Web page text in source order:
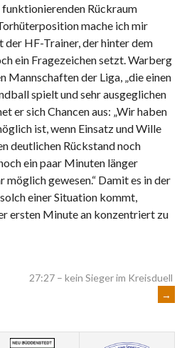
Rückraum
mache ich mir
der HF-Trainer, der hinter dem
ein Fragezeichen setzt. Warberg
Mannschaften der Liga, „die einen
spielt und sehr ausgeglichen
er sich Chancen aus: „Wir haben
ist, wenn Einsatz und Wille
deutlichen Rückstand noch
ein paar Minuten länger
möglich gewesen.“ Damit es in der
einer Situation kommt,
ersten Minute an konzentriert zu
27:27 – kein Sieger im Kreisduell
→